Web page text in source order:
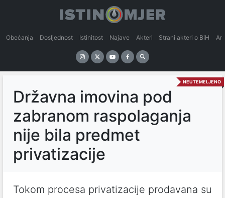
Obećanja Dosljednost Istinitost Najave Akteri Strani akteri o BiH
NEUTEMELJENO
Državna imovina pod
zabranom raspolaganja
nije bila predmet
privatizacije
Tokom procesa privatizacije prodavana su